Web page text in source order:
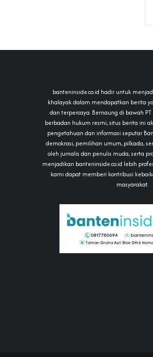
banteninside.co.id hadir untuk
khalayak dalam mendapatkan berita
dan terpercaya. Bernaung di bawah
berbadan hukum resmi, situs berita ini
pengetahuan dan informasi seputar
demokrasi, pemilihan umum, pilkada,
oleh jurnalis dan penulis muda, serta
menjadikan banteninside.co.id lebih
kami dapat memberi kontribusi
masyarakat.